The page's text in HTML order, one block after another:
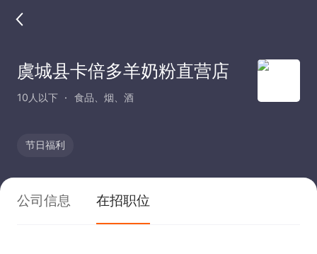
虞城县卡倍多羊奶粉直营店
10人以下 食品、烟、酒
节日福利
公司信息 在招职位